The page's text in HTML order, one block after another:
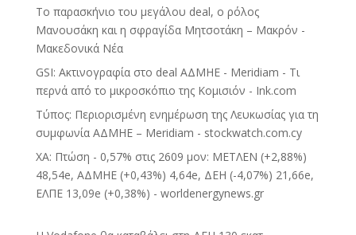
Το παρασκήνιο του μεγάλου deal, ο ρόλος
Μανουσάκη και η σφραγίδα Μητσοτάκη – Μακρόν -
Μακεδονικά Νέα
GSI: Ακτινογραφία στο deal ΑΔΜΗΕ - Meridiam - Τι
περνά από το μικροσκόπιο της Κομισιόν - Ink.com
Τύπος: Περιορισμένη ενημέρωση της Λευκωσίας για τη
συμφωνία ΑΔΜΗΕ – Meridiam - stockwatch.com.cy
ΧΑ: Πτώση - 0,57% στις 2609 μον: ΜΕΤΛΕΝ (+2,88%)
48,54e, ΑΔΜΗΕ (+0,43%) 4,64e, ΔΕΗ (-4,07%) 21,66e,
ΕΛΠΕ 13,09e (+0,38%) - worldenergynews.gr